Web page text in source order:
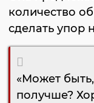
количество
сделать упор
«Может
получше?